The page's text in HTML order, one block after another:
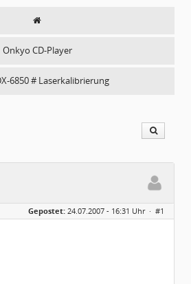
Onkyo CD-Player
6850 # Laserkalibrierung
Gepostet: 24.07.2007 - 16:31 Uhr · #1